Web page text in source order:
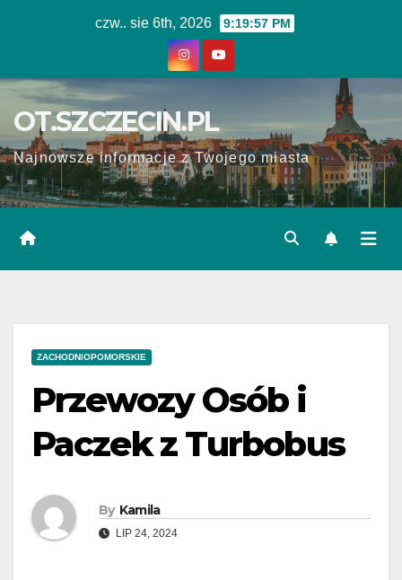
czw.. sie 6th, 2026 9:19:57 PM
OT.SZCZECIN.PL
Najnowsze informacje z Twojego miasta
ZACHODNIOPOMORSKIE
Przewozy Osób i
Paczek z Turbobus
By Kamila
LIP 24, 2024